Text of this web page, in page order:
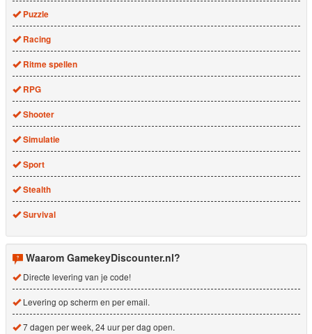
Puzzle
Racing
Ritme spellen
RPG
Shooter
Simulatie
Sport
Stealth
Survival
Waarom GamekeyDiscounter.nl?
Directe levering van je code!
Levering op scherm en per email.
7 dagen per week, 24 uur per dag open.